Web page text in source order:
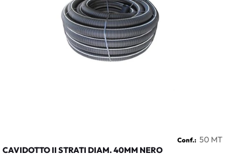
Conf.: 50 MT
CAVIDOTTO II STRATI DIAM. 40MM NERO